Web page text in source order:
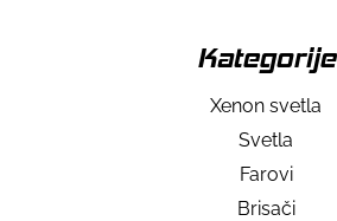
Kategorije
Xenon svetla
Svetla
Farovi
Brisači